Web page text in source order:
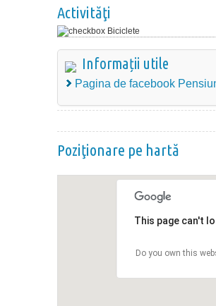
Activităţi
Biciclete
Informații utile
Pagina de facebook
Poziţionare pe hartă
This page can't
Do you own this